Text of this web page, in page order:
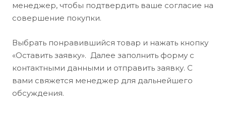
менеджер, чтобы подтвердить ваше согласие на
совершение покупки.
Выбрать понравившийся товар и нажать кнопку
«Оставить заявку». Далее заполнить форму с
контактными данными и отправить заявку. С
вами свяжется менеджер для дальнейшего
обсуждения.